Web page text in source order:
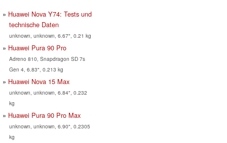
Huawei Nova Y74: Tests und
technische Daten
unknown, unknown, 6.67", 0.21 kg
Huawei Pura 90 Pro
Adreno 810, Snapdragon SD 7s
Gen 4, 6.83", 0.213 kg
Huawei Nova 15 Max
unknown, unknown, 6.84", 0.232
kg
Huawei Pura 90 Pro Max
unknown, unknown, 6.90", 0.2305
kg